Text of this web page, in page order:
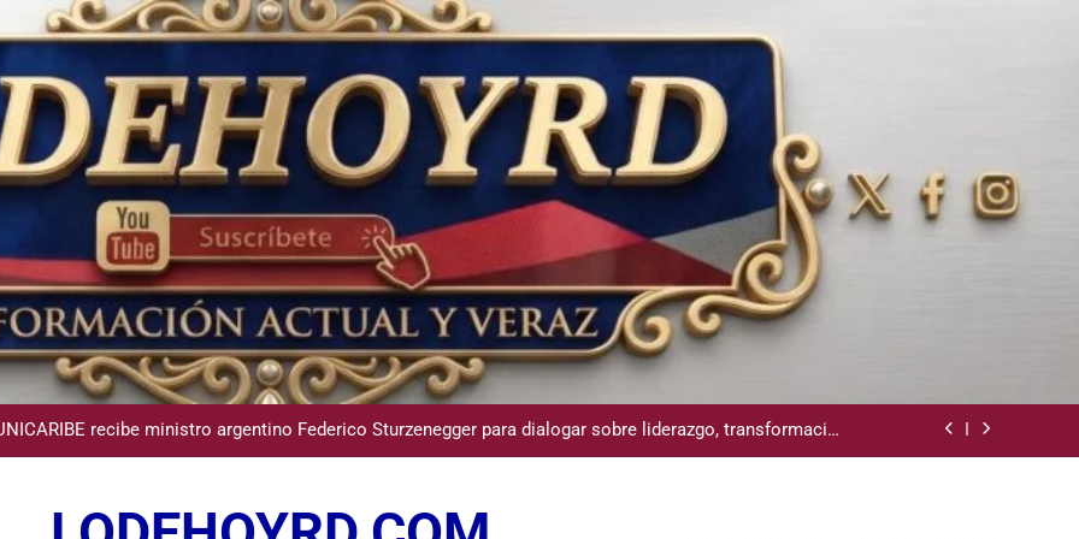
Comunitarios de DASAC garantizan alimentación de miles de voluntarios y personal de los XXV
Juegos Centroamericanos y del Caribe Santo Domingo 2026
Osiris de León responde a Roberto Tineo y a Yeisy por sus críticas destempladas sobre Presa de Guaiguí:
recibe ministro argentino Federico Sturzenegger para dialogar sobre liderazgo, transformación